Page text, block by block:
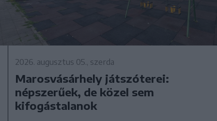
2026. augusztus 05., szerda
Marosvásárhely játszóterei:
népszerűek, de közel sem
kifogástalanok